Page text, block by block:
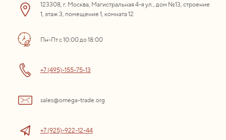
123308, г. Москва, Магистральная 4-я ул., дом №13, строение
1, этаж 3, помещение 1, комната 12
Пн-Пт с 10:00 до 18:00
+7 (495)-155-75-13
sales@omega-trade.org
+7 (925)-922-12-44